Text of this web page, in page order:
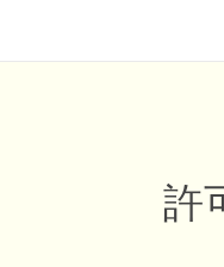
許